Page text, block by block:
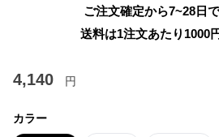
ご注文確定から7~28日
送料は1注文あたり 1000
4,140 円
カラー